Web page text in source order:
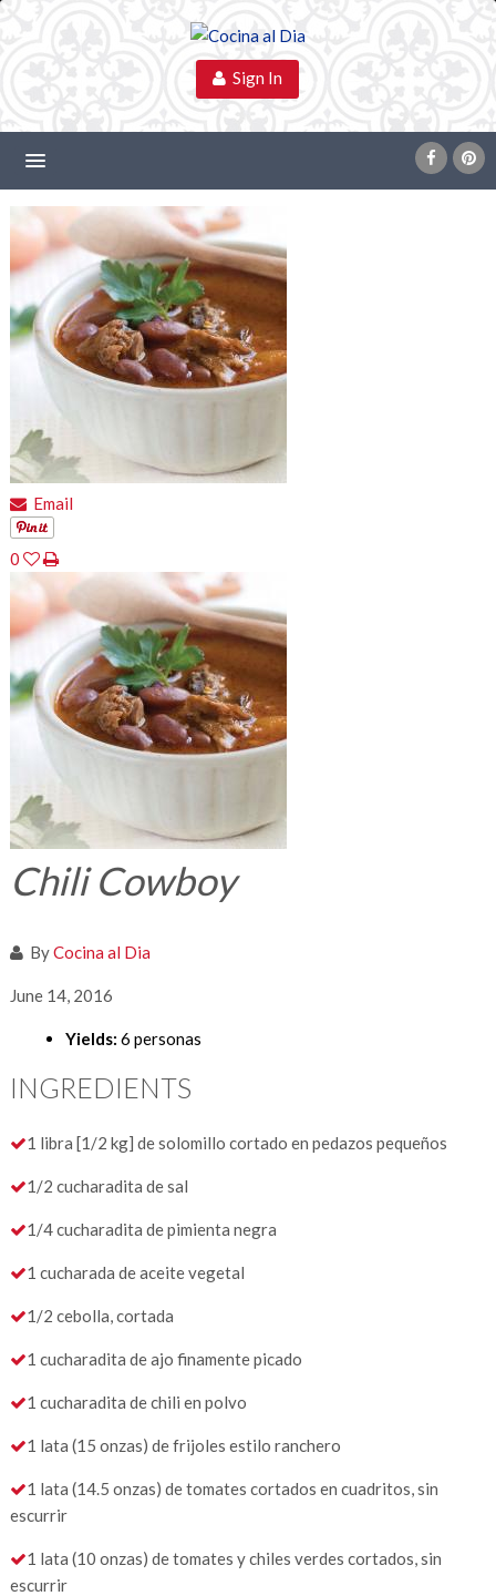
Sign In
Email
0
Chili Cowboy
ByCocina al Dia
June 14, 2016
Yields: 6 personas
INGREDIENTS
1 libra [1/2 kg] de solomillo cortado en pedazos pequeños
1/2 cucharadita de sal
1/4 cucharadita de pimienta negra
1 cucharada de aceite vegetal
1/2 cebolla, cortada
1 cucharadita de ajo finamente picado
1 cucharadita de chili en polvo
1 lata (15 onzas) de frijoles estilo ranchero
1 lata (14.5 onzas) de tomates cortados en cuadritos, sin
escurrir
1 lata (10 onzas) de tomates y chiles verdes cortados, sin
escurrir